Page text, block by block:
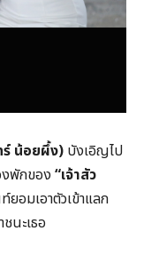
ร์ น้อยผึ้ง) บังเอิญไป
พักของ “เจ้าสัว
ยอมเอาตัวเข้าแลก
ชนะเธอ